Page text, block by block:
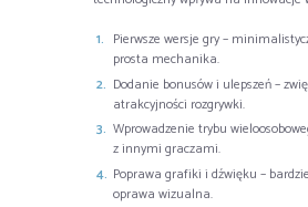
Pierwsze wersje gry –
prosta mechanika.
Dodanie bonusów i ulepszeń –
atrakcyjności rozgrywki.
Wprowadzenie trybu
z innymi graczami.
Poprawa grafiki i dźwięku –
oprawa wizualna.